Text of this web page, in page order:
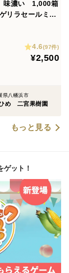
味濃い 1,000箱
リラセールミカ
4.6(97件)
¥2,500
県八幡浜市
め 二宮果樹園
もっと見る
ゲット！